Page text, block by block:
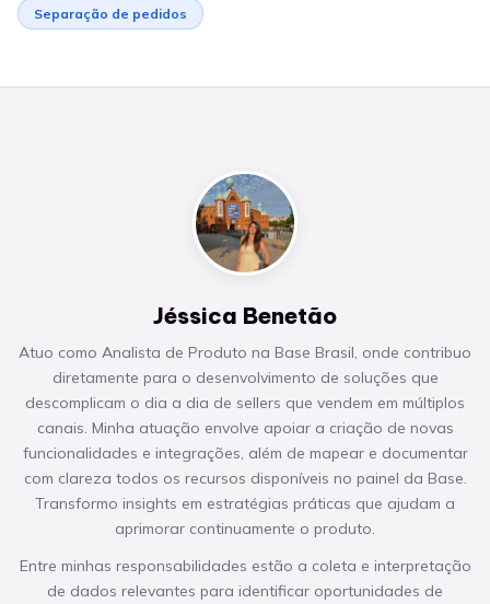
Separação de pedidos
Jéssica Benetão
Atuo como Analista de Produto na Base Brasil, onde contribuo
diretamente para o desenvolvimento de soluções que
descomplicam o dia a dia de sellers que vendem em múltiplos
canais. Minha atuação envolve apoiar a criação de novas
funcionalidades e integrações, além de mapear e documentar
com clareza todos os recursos disponíveis no painel da Base.
Transformo insights em estratégias práticas que ajudam a
aprimorar continuamente o produto.
Entre minhas responsabilidades estão a coleta e interpretação
de dados relevantes para identificar oportunidades de